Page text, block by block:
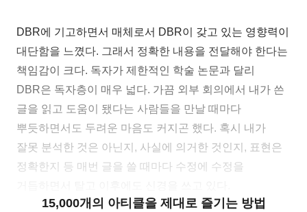
DBR에 기고하면서 매체로서 DBR이 갖고 있는 영향력이
대단함을 느꼈다. 그래서 정확한 내용을 전달해야 한다는
책임감이 크다. 독자가 제한적인 학술 논문과 달리
DBR은 독자층이 매우 넓다. 가끔 외부 회의에서 내가 쓴
글을 읽고 도움이 됐다는 사람들을 만날 때마다
뿌듯하면서도 두려운 마음도 커지곤 했다. 혹시 내가
잘못 분석한 것은 아닌지, 사실에 의거한 것인지, 표현은
정확한지 등 매번 글을 쓸 때마다 수정에 수정을
15,000개의 아티클을 제대로 즐기는 방법